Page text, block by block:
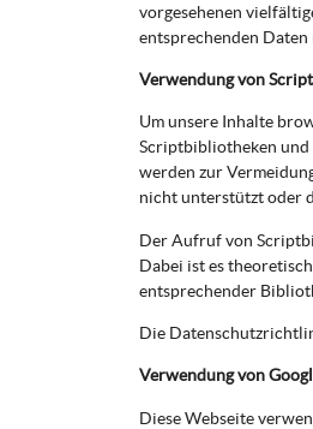
vorgesehenen
entsprechenden
Verwendung von
Um unsere Inhalte
Scriptbibliotheken und
werden zur
nicht unterstützt oder
Der Aufruf von
Dabei ist es
entsprechender
Die
Verwendung von
Diese Webseite